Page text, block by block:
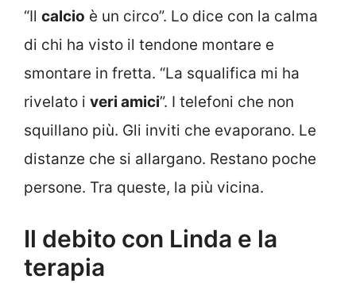
“Il calcio è un circo”. Lo dice con la calma
di chi ha visto il tendone montare e
smontare in fretta. “La squalifica mi ha
rivelato i veri amici”. I telefoni che non
squillano più. Gli inviti che evaporano. Le
distanze che si allargano. Restano poche
persone. Tra queste, la più vicina.
Il debito con Linda e la
terapia